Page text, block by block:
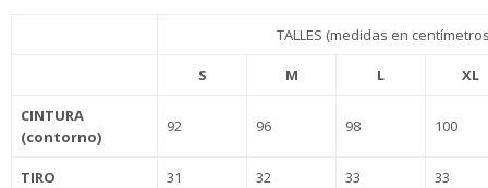
TALLES (medidas en
S M L XL
CINTURA
(contorno)
92 96 98 100
TIRO 31 32 33 33